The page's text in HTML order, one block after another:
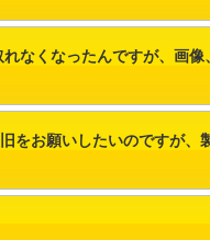
なくなったんですが、画
お願いしたいのですが、